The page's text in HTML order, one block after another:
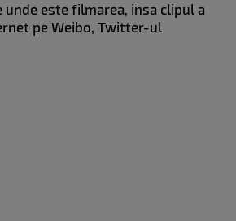
unde este filmarea, insa clipul a
pe Weibo, Twitter-ul